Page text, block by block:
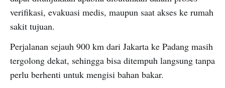
verifikasi, evakuasi medis, maupun saat akses ke rumah
sakit tujuan.
Perjalanan sejauh 900 km dari Jakarta ke Padang masih
tergolong dekat, sehingga bisa ditempuh langsung tanpa
perlu berhenti untuk mengisi bahan bakar.